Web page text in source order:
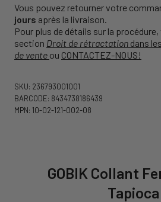
Vous pouvez retourner votre
jours après la livraison.
Pour plus de détails sur la
section Droit de rétractation dans les
de vente ou CONTACTEZ-NOUS!
SKU: 236793001001
BARCODE: 8434738186439
MPN: 10-02-121-002-08
GOBIK Collant
Tapioca